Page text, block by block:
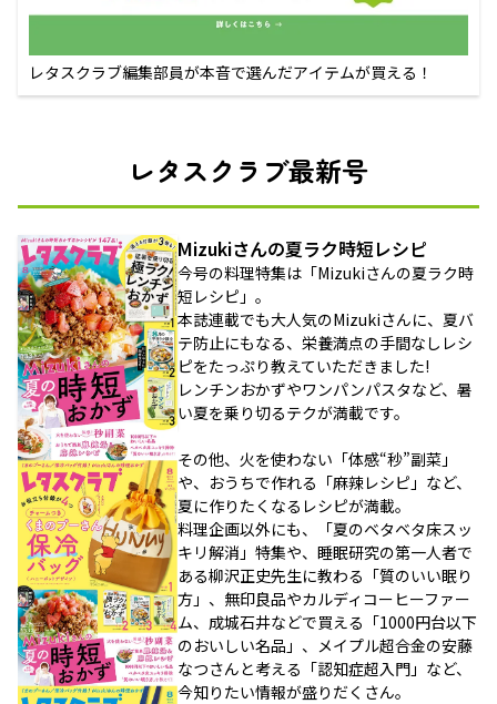
レタスクラブ編集部員が本音で選んだアイテムが買える！
レタスクラブ最新号
Mizukiさんの夏ラク時短レシピ
今号の料理特集は「Mizukiさんの夏ラク時
短レシピ」。
本誌連載でも大人気のMizukiさんに、夏バ
テ防止にもなる、栄養満点の手間なしレシ
ピをたっぷり教えていただきました!
レンチンおかずやワンパンパスタなど、暑
い夏を乗り切るテクが満載です。
その他、火を使わない「体感“秒”副菜」
や、おうちで作れる「麻辣レシピ」など、
夏に作りたくなるレシピが満載。
料理企画以外にも、「夏のベタベタ床スッ
キリ解消」特集や、睡眠研究の第一人者で
ある柳沢正史先生に教わる「質のいい眠り
方」、無印良品やカルディコーヒーファー
ム、成城石井などで買える「1000円台以下
のおいしい名品」、メイプル超合金の安藤
なつさんと考える「認知症超入門」など、
今知りたい情報が盛りだくさん。